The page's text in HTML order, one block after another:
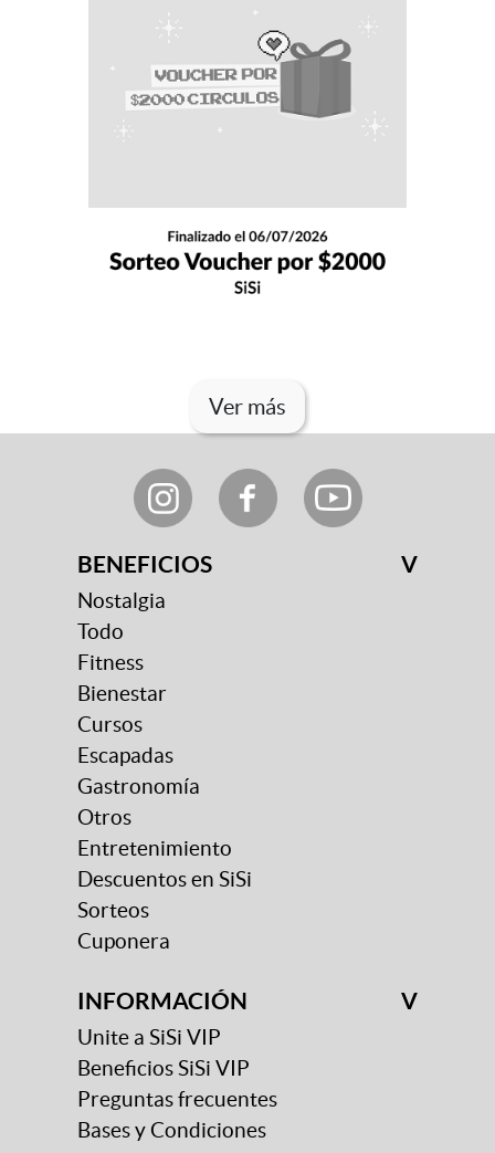
Ver más
BENEFICIOS V
Nostalgia
Todo
Fitness
Bienestar
Cursos
Escapadas
Gastronomía
Otros
Entretenimiento
Descuentos en SiSi
Sorteos
Cuponera
INFORMACIÓN V
Unite a SiSi VIP
Beneficios SiSi VIP
Preguntas frecuentes
Bases y Condiciones